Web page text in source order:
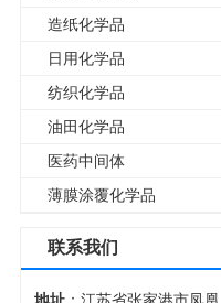
造纸化学品
日用化学品
纺织化学品
油田化学品
医药中间体
薄膜涂覆化学品
联系我们